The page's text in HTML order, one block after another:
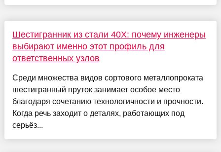
Шестигранник из стали 40Х: почему инженеры
выбирают именно этот профиль для
ответственных узлов
Среди множества видов сортового металлопроката
шестигранный пруток занимает особое место
благодаря сочетанию технологичности и прочности.
Когда речь заходит о деталях, работающих под
серьёз...